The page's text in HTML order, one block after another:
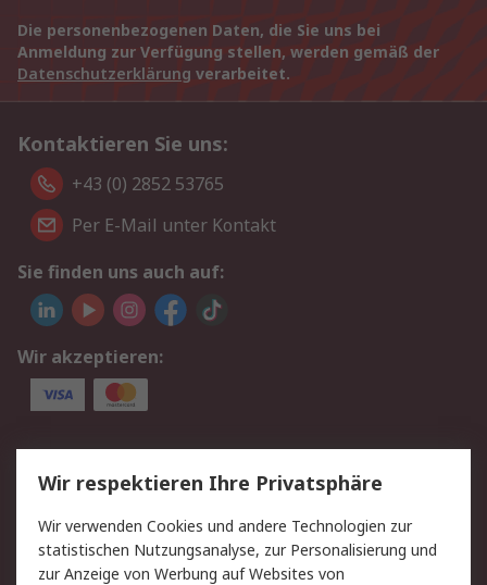
Die personenbezogenen Daten, die Sie uns bei
Anmeldung zur Verfügung stellen, werden gemäß der
Datenschutzerklärung verarbeitet.
Kontaktieren Sie uns:
+43 (0) 2852 53765
Per E-Mail unter Kontakt
Sie finden uns auch auf:
Wir akzeptieren:
Service
Value Added Services
Lieferlösungen
Rücksendung/Entsorgung Kontakt
Hilfe
Wir respektieren Ihre Privatsphäre
Wir verwenden Cookies und andere Technologien zur
statistischen Nutzungsanalyse, zur Personalisierung und
zur Anzeige von Werbung auf Websites von